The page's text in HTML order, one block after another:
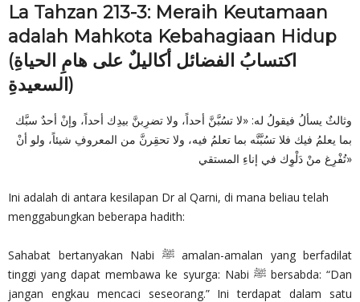
La Tahzan 213-3: Meraih Keutamaan
adalah Mahkota Kebahagiaan Hidup
(اكتسابُ الفضائل أكاليلٌ على هامِ الحياةِ
السعيدةِ)
وثالثٌ يسألُ فيقولُ له: «لا تسُبَّنَّ أحداً، ولا تضرِبنَّ بيدِك أحداً، وإنْ أحدٌ سبَّك
بما يعلمُ فيك فلا تسُبَّنَّه بما تعلمُ فيه، ولا تحقِرنَّ من المعروفِ شيئاً، ولو أنْ
تُفْرِغ منْ دَلْوِك في إناءِ المستقي»
Ini adalah di antara kesilapan Dr al Qarni, di mana beliau telah
menggabungkan beberapa hadith:
Sahabat bertanyakan Nabi ﷺ amalan-amalan yang berfadilat
tinggi yang dapat membawa ke syurga: Nabi ﷺ bersabda: “Dan
jangan engkau mencaci seseorang.” Ini terdapat dalam satu